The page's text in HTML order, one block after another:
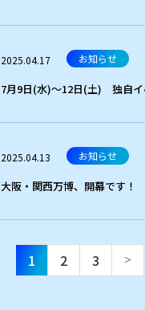
2025.04.17 お知らせ
7月9日(水)～12日(土) 独自イ
2025.04.13 お知らせ
大阪・関西万博、開幕です！
1 2 3